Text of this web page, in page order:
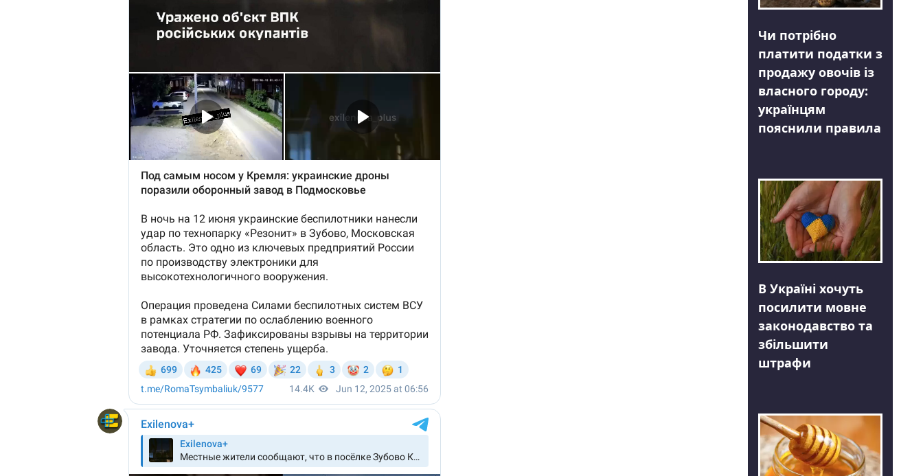
Чи потрібно
платити податки з
продажу овочів із
власного городу:
українцям
пояснили правила
В Україні хочуть
посилити мовне
законодавство та
збільшити
штрафи